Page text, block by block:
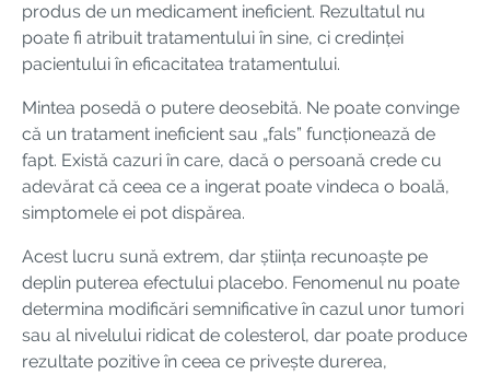
produs de un medicament ineficient. Rezultatul nu
poate fi atribuit tratamentului în sine, ci credinței
pacientului în eficacitatea tratamentului.
Mintea posedă o putere deosebită. Ne poate convinge
că un tratament ineficient sau „fals” funcționează de
fapt. Există cazuri în care, dacă o persoană crede cu
adevărat că ceea ce a ingerat poate vindeca o boală,
simptomele ei pot dispărea.
Acest lucru sună extrem, dar știința recunoaște pe
deplin puterea efectului placebo. Fenomenul nu poate
determina modificări semnificative în cazul unor tumori
sau al nivelului ridicat de colesterol, dar poate produce
rezultate pozitive în ceea ce privește durerea,